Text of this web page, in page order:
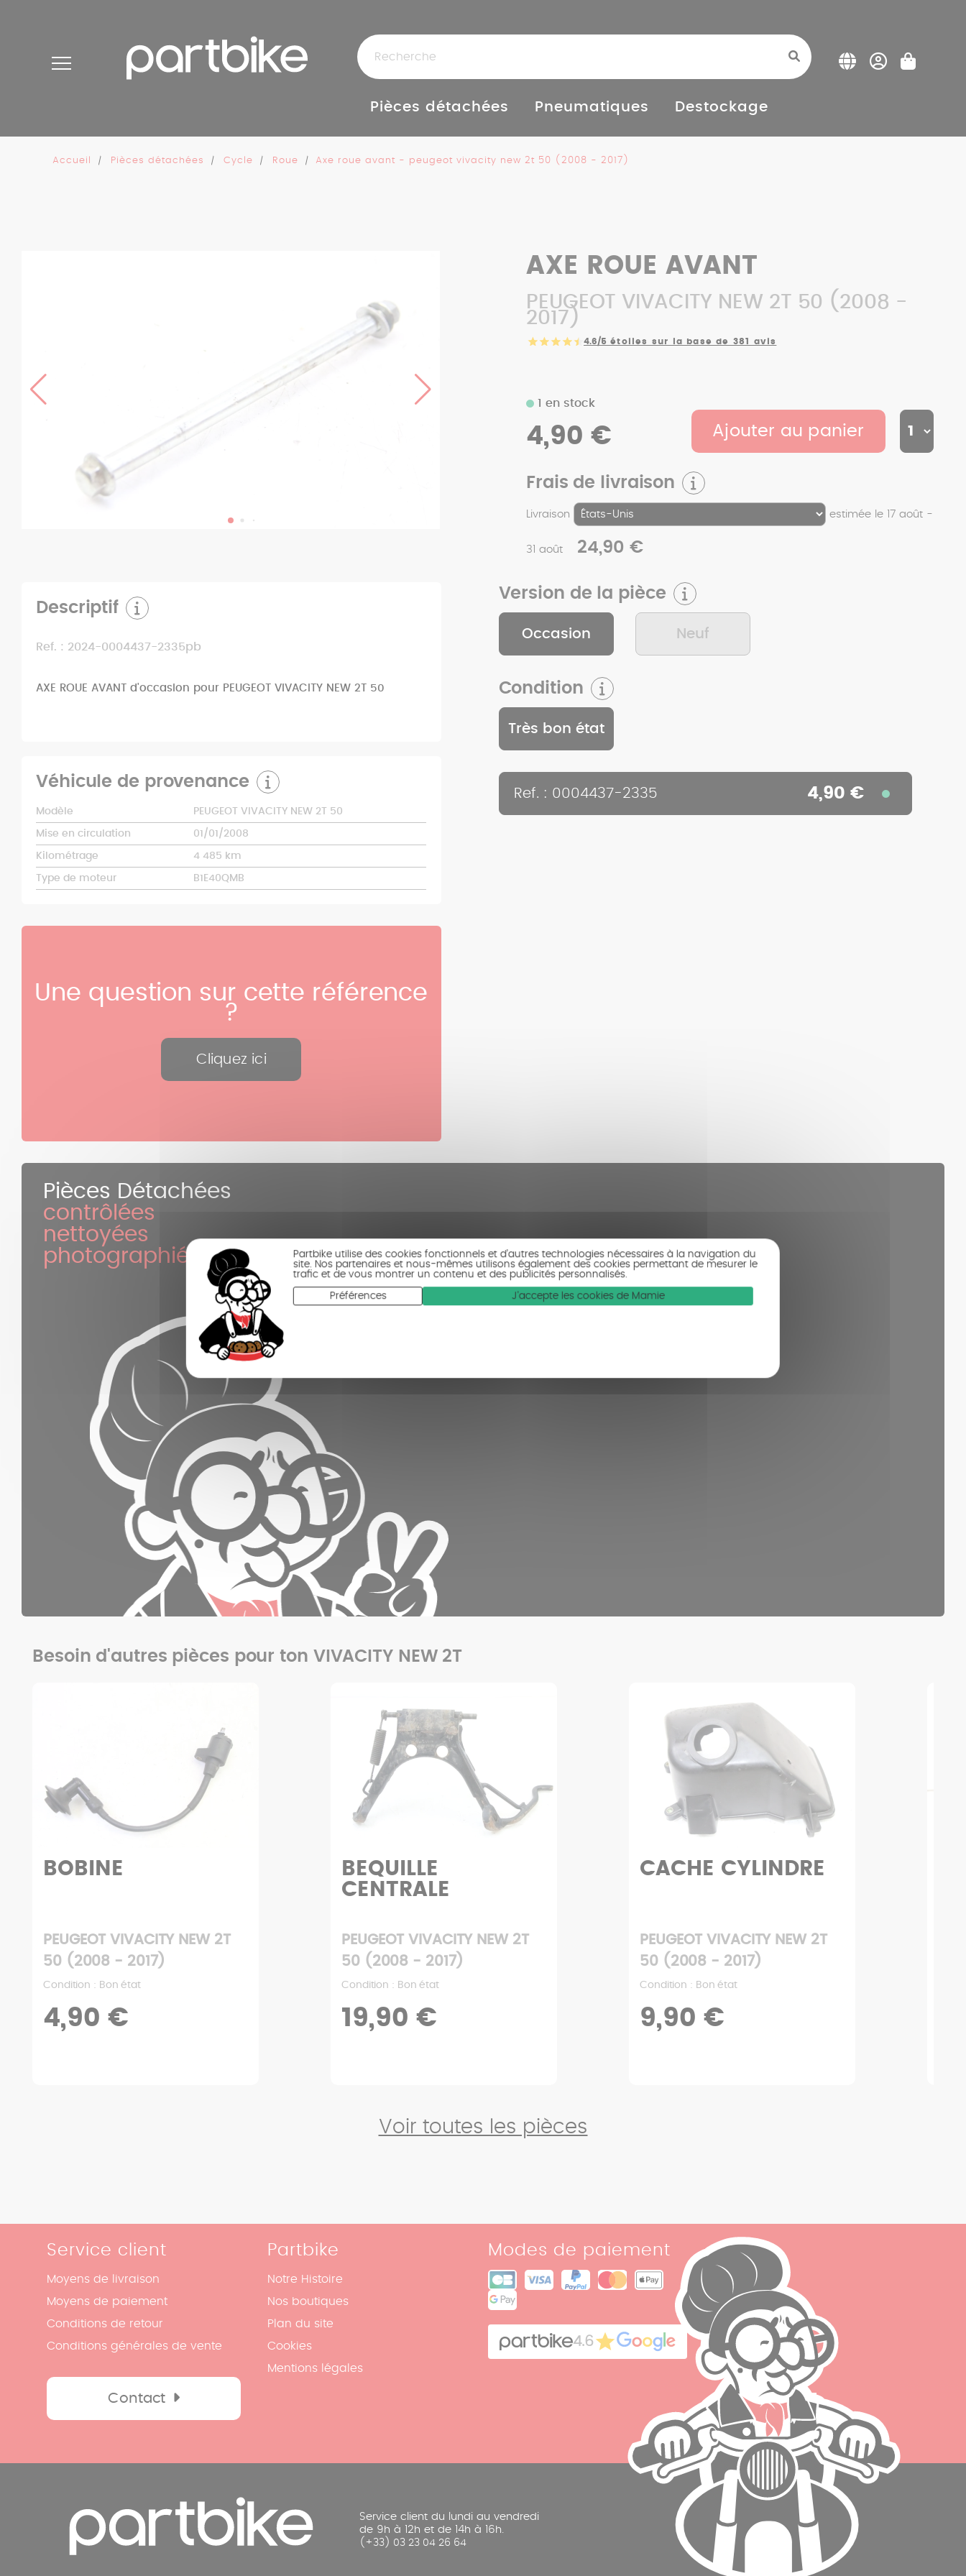
Partbike utilise des cookies fonctionnels et d’autres technologies nécessaires à la navigation du
site. Nos partenaires et nous-mêmes utilisons également des cookies permettant de mesurer le
trafic et de vous montrer un contenu et des publicités personnalisés.
Préférences J'accepte les cookies de Mamie
Pièces détachées Pneumatiques Destockage
Accueil Pièces détachées Cycle Roue Axe roue avant - peugeot vivacity new 2t 50 (2008 - 2017)
AXE ROUE AVANT
PEUGEOT VIVACITY NEW 2T 50 (2008 -
2017)
4.6/5 étoiles sur la base de 381 avis
Frais de livraison
Livraison estimée le 17 août -
31 août 24,90 €
1 en stock
4,90 € Ajouter au panier
Version de la pièce
Occasion Neuf
Condition
Très bon état
Ref. : 0004437-2335 4,90 €
Descriptif
Ref. : 2024-0004437-2335pb
AXE ROUE AVANT d'occasion pour PEUGEOT VIVACITY NEW 2T 50
Véhicule de provenance
Modèle PEUGEOT VIVACITY NEW 2T 50
Mise en circulation 01/01/2008
Kilométrage 4 485 km
Type de moteur B1E40QMB
Une question sur cette référence
?
Cliquez ici
Pièces Détachées
contrôlées
nettoyées
photographiées
Besoin d'autres pièces pour ton VIVACITY NEW 2T
BOBINE
PEUGEOT VIVACITY NEW 2T
50 (2008 - 2017)
Condition : Bon état
4,90 €
BEQUILLE
CENTRALE
PEUGEOT VIVACITY NEW 2T
50 (2008 - 2017)
Condition : Bon état
19,90 €
CACHE CYLINDRE
PEUGEOT VIVACITY NEW 2T
50 (2008 - 2017)
Condition : Bon état
9,90 €
Voir toutes les pièces
Service client
Moyens de livraison
Moyens de paiement
Conditions de retour
Conditions générales de vente
Contact
Partbike
Notre Histoire
Nos boutiques
Plan du site
Cookies
Mentions légales
Modes de paiement
4.6
Service client du lundi au vendredi
de 9h à 12h et de 14h à 16h.
(+33) 03 23 04 26 64